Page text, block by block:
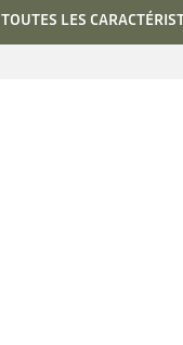
TOUTES LES